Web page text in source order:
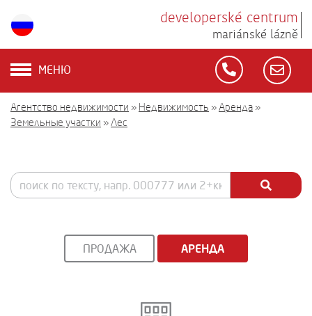
developerské centrum
mariánské lázně
МЕНЮ
Агентство недвижимости » Недвижимость »Аренда »
Земельные участки »Лес
ПРОДАЖА АРЕНДА